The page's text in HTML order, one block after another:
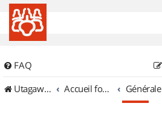
FAQ
UtagawaVTT (Randos VTT et VTTAE avec traces GPS)
Accueil forum Générale